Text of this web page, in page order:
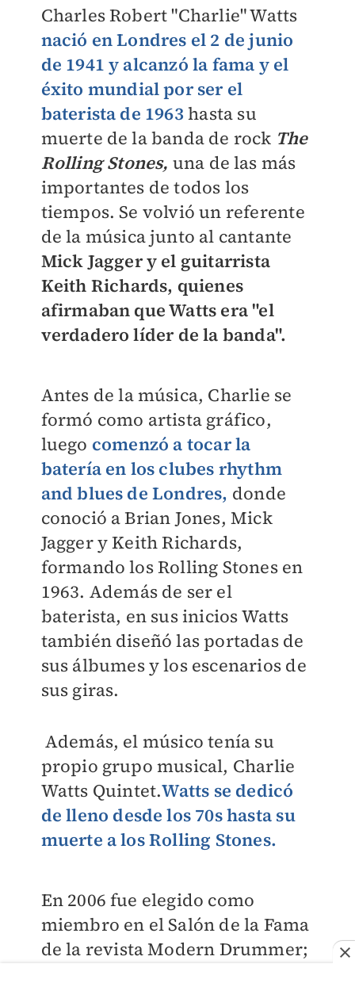
Charles Robert "Charlie" Watts
nació en Londres el 2 de junio
de 1941 y alcanzó la fama y el
éxito mundial por ser el
baterista de 1963 hasta su
muerte de la banda de rock The
Rolling Stones, una de las más
importantes de todos los
tiempos. Se volvió un referente
de la música junto al cantante
Mick Jagger y el guitarrista
Keith Richards, quienes
afirmaban que Watts era "el
verdadero líder de la banda".
Antes de la música, Charlie se
formó como artista gráfico,
luego comenzó a tocar la
batería en los clubes rhythm
and blues de Londres, donde
conoció a Brian Jones, Mick
Jagger y Keith Richards,
formando los Rolling Stones en
1963. Además de ser el
baterista, en sus inicios Watts
también diseñó las portadas de
sus álbumes y los escenarios de
sus giras.
Además, el músico tenía su
propio grupo musical, Charlie
Watts Quintet.Watts se dedicó
de lleno desde los 70s hasta su
muerte a los Rolling Stones.
En 2006 fue elegido como
miembro en el Salón de la Fama
de la revista Modern Drummer;